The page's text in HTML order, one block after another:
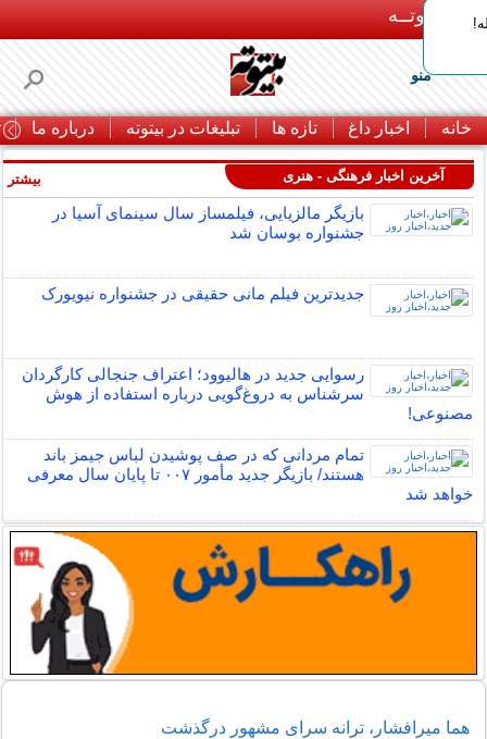
بـیتوتــه
منو
خانه اخبار داغ تازه ها تبلیغات در بیتوته درباره ما
آخرین اخبار فرهنگی - هنری
بازیگر مالزیایی، فیلمساز سال سینمای آسیا در
جشنواره بوسان شد
جدیدترین فیلم مانی حقیقی در جشنواره نیویورک
رسوایی جدید در هالیوود؛ اعتراف جنجالی کارگردان
سرشناس به دروغ‌گویی درباره استفاده از هوش
مصنوعی!
تمام مردانی که در صف پوشیدن لباس جیمز باند
هستند/ بازیگر جدید مأمور ۰۰۷ تا پایان سال معرفی
خواهد شد
بیشتر
هما میرافشار، ترانه سرای مشهور درگذشت